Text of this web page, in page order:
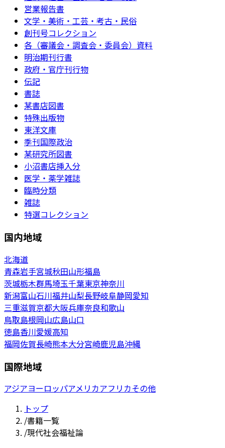
営業報告書
文学・美術・工芸・考古・民俗
創刊号コレクション
各（審議会・調査会・委員会）資料
明治期刊行書
政府・官庁刊行物
伝記
書誌
某書店図書
特殊出版物
東洋文庫
季刊国際政治
某研究所図書
小沼書店挿入分
医学・薬学雑誌
臨時分類
雑誌
特選コレクション
国内地域
北海道
青森岩手宮城秋田山形福島
茨城栃木群馬埼玉千葉東京神奈川
新潟富山石川福井山梨長野岐阜静岡愛知
三重滋賀京都大阪兵庫奈良和歌山
鳥取島根岡山広島山口
徳島香川愛媛高知
福岡佐賀長崎熊本大分宮崎鹿児島沖縄
国際地域
アジアヨーロッパアメリカアフリカその他
トップ
/書籍一覧
/現代社会福祉論